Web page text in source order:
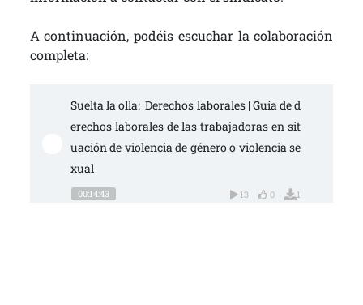
A continuación, podéis escuchar la colaboración
completa:
Suelta la olla:  Derechos laborales | Guía de d
erechos laborales de las trabajadoras en sit
uación de violencia de género o violencia se
xual
00:14:43 13 0 1